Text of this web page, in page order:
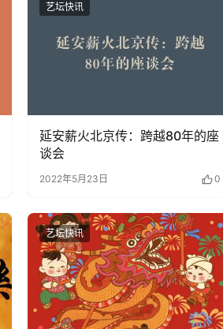
艺坛快讯
延安薪火北京传：跨越80年的座
谈会
2022年5月23日 0
艺坛快讯